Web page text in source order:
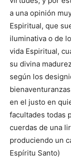
a una opinión
Espiritual, que
iluminativa o de
vida Espiritual,
su divina
según los
en el justo en
facultades todas
cuerdas de una
produciendo un
Espíritu Santo)